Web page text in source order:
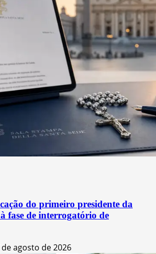
do primeiro presidente da
fase de interrogatório de
de agosto de 2026